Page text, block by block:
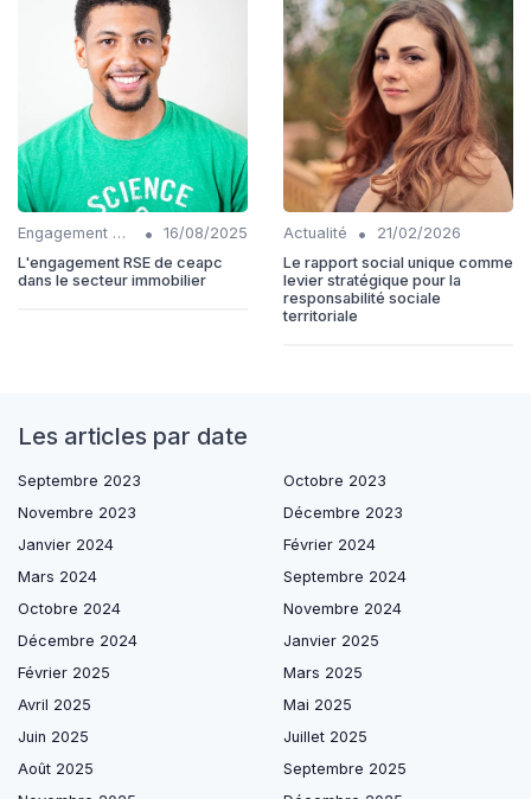
Engagement communautaire •
16/08/2025
L'engagement RSE de ceapc
dans le secteur immobilier
Actualité •
21/02/2026
Le rapport social unique comme
levier stratégique pour la
responsabilité sociale
territoriale
Les articles par date
Septembre 2023
Octobre 2023
Novembre 2023
Décembre 2023
Janvier 2024
Février 2024
Mars 2024
Septembre 2024
Octobre 2024
Novembre 2024
Décembre 2024
Janvier 2025
Février 2025
Mars 2025
Avril 2025
Mai 2025
Juin 2025
Juillet 2025
Août 2025
Septembre 2025